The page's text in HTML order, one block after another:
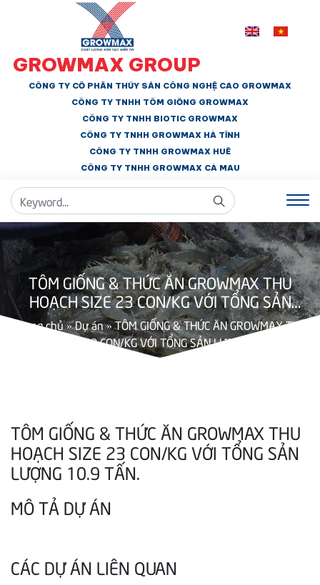
GROWMAX GROUP
CÔNG TY CỔ PHẦN THỦY SẢN CÔNG NGHỆ CAO GROWMAX
CÔNG TY TNHH TÔM GIỐNG GROWMAX
CÔNG TY TNHH BIOTIC GROWMAX
CÔNG TY TNHH GROWMAX HÀ TĨNH
CÔNG TY TNHH GROWMAX HUẾ
CÔNG TY TNHH GROWMAX CÀ MAU
TÔM GIỐNG & THỨC ĂN GROWMAX THU
HOẠCH SIZE 23 CON/KG VỚI TỔNG SẢN
LƯỢNG 10.9 TẤN.
Trang chủ»Dự án»TÔM GIỐNG & THỨC ĂN GROWMAX THU
HOẠCH SIZE 23 CON/KG VỚI TỔNG SẢN LƯỢNG 10.9 TẤN.
TÔM GIỐNG & THỨC ĂN GROWMAX THU
HOẠCH SIZE 23 CON/KG VỚI TỔNG SẢN
LƯỢNG 10.9 TẤN.
MÔ TẢ DỰ ÁN
CÁC DỰ ÁN LIÊN QUAN